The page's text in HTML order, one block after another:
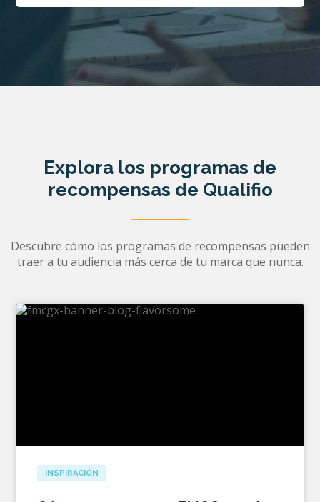
Explora los programas de
recompensas de Qualifio
Descubre cómo los programas de recompensas pueden
traer a tu audiencia más cerca de tu marca que nunca.
INSPIRACIÓN